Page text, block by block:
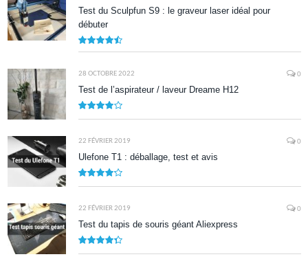
Test du Sculpfun S9 : le graveur laser idéal pour
débuter
28 OCTOBRE 2022 0
Test de l’aspirateur / laveur Dreame H12
22 FÉVRIER 2019 0
Ulefone T1 : déballage, test et avis
22 FÉVRIER 2019 0
Test du tapis de souris géant Aliexpress